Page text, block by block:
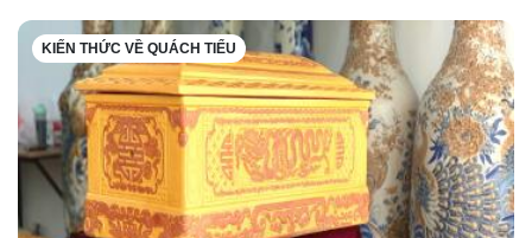
KIẾN THỨC VỀ QUÁCH TIỂU